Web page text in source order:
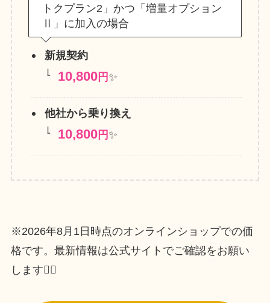
トクプラン2」かつ「増量オプション
Ⅱ」に加入の場合
新規契約
10,800 円✨
他社から乗り換え
10,800 円✨
※2026年8月1日時点のオンラインショップでの価
格です。最新情報は公式サイトでご確認をお願い
します🙇‍♀